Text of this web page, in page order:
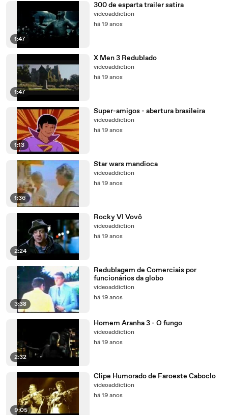
1:47
300 de esparta trailer satira
videoaddiction
há 19 anos
1:47
X Men 3 Redublado
videoaddiction
há 19 anos
1:13
Super-amigos - abertura brasileira
videoaddiction
há 19 anos
1:36
Star wars mandioca
videoaddiction
há 19 anos
2:24
Rocky VI Vovô
videoaddiction
há 19 anos
3:38
Redublagem de Comerciais por
funcionários da globo
videoaddiction
há 19 anos
2:32
Homem Aranha 3 - O fungo
videoaddiction
há 19 anos
9:05
Clipe Humorado de Faroeste Caboclo
videoaddiction
há 19 anos